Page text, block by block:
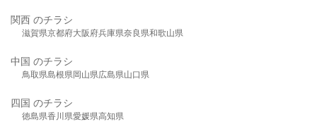
関西 のチラシ
滋賀県京都府大阪府兵庫県奈良県和歌山県
中国 のチラシ
鳥取県島根県岡山県広島県山口県
四国 のチラシ
徳島県香川県愛媛県高知県